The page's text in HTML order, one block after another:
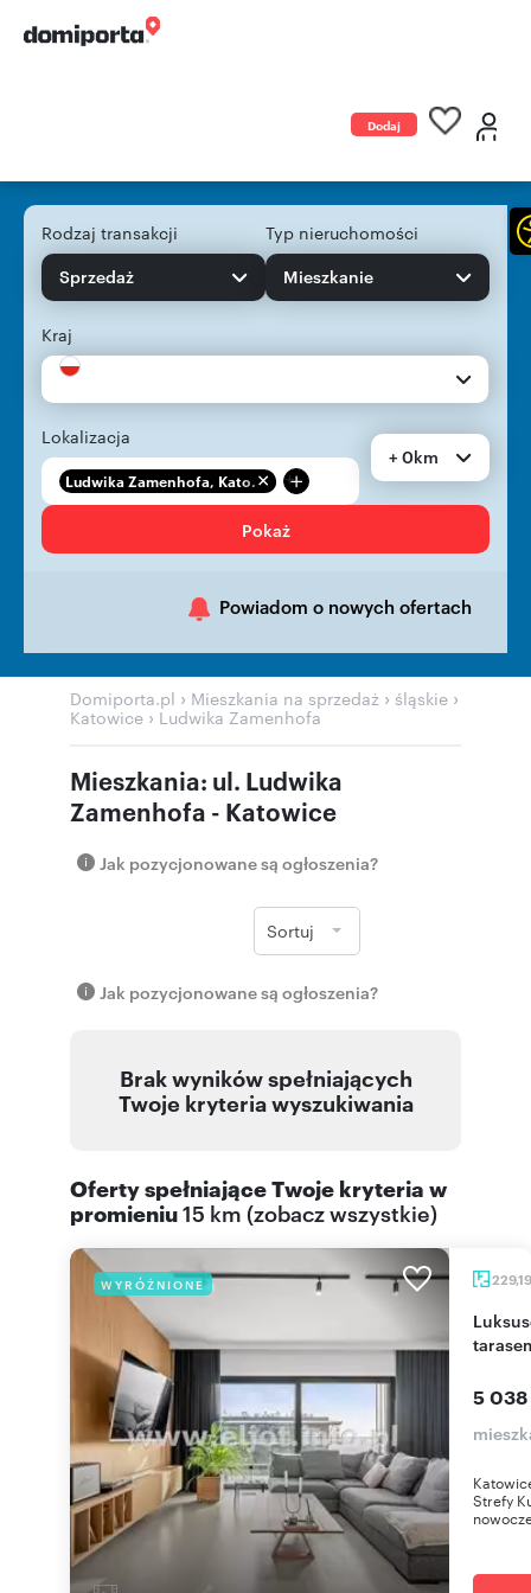
Dodaj
Rodzaj transakcji
Sprzedaż
Typ nieruchomości
Mieszkanie
Kraj
Lokalizacja
Ludwika Zamenhofa, Kato... +
+ 0km
Pokaż
Powiadom o nowych ofertach
Domiporta.pl › Mieszkania na sprzedaż › śląskie ›
Katowice › Ludwika Zamenhofa
Mieszkania: ul. Ludwika
Zamenhofa - Katowice
Jak pozycjonowane są ogłoszenia?
Sortuj
Jak pozycjonowane są ogłoszenia?
Brak wyników spełniających
Twoje kryteria wyszukiwania
Oferty spełniające Twoje kryteria w
promieniu15 km (zobacz wszystkie)
WYRÓŻNIONE
Luksusowy Penthouse 229 m2 z panoramicznym
5
Strefy